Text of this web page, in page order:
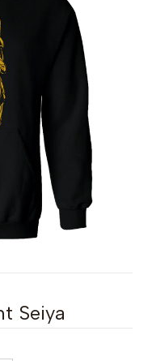
Seiya